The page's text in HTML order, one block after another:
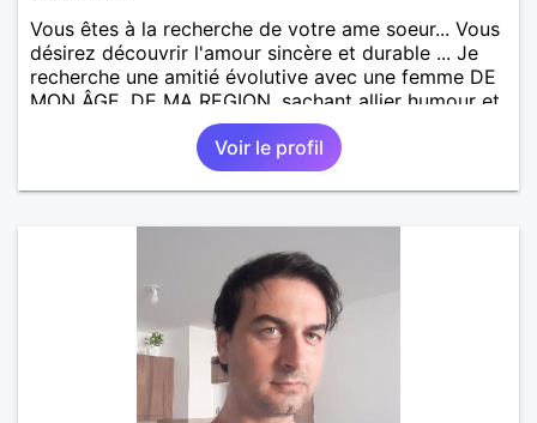
Vous êtes à la recherche de votre ame soeur... Vous
désirez découvrir l'amour sincère et durable ... Je
recherche une amitié évolutive avec une femme DE
MON ÂGE, DE MA REGION, sachant allier humour et
Voir le profil